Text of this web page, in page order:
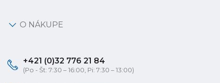
O NÁKUPE
+421 (0)32 776 21 84
(Po - Št: 7:30 – 16:00, Pi: 7:30 – 13:00)